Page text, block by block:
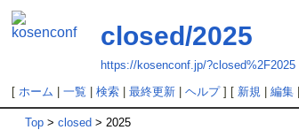
closed/2025
https://kosenconf.jp/?closed%2F2025
[ホーム |一覧 |検索 |最終更新 |ヘルプ] [ 新規 |編集
Top > closed > 2025